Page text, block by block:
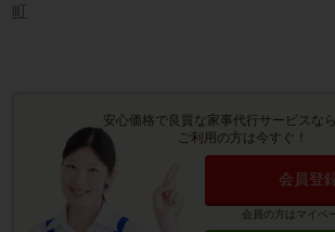
町
安心価格で良質な家事代行サービスな
ご利用の方は今すぐ！
会員登
会員の方はマイペ